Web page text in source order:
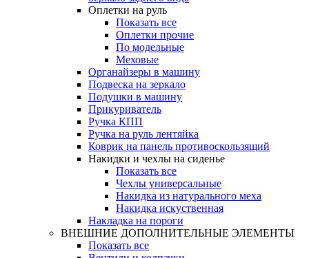
Оплетки на руль
Показать все
Оплетки прочиe
По модельные
Меховые
Органайзеры в машину
Подвеска на зеркало
Подушки в машину
Прикуриватель
Ручка КПП
Ручка на руль лентяйка
Коврик на панель противоскользящий
Накидки и чехлы на сиденье
Показать все
Чехлы универсальные
Накидка из натурального меха
Накидка искуственная
Накладка на пороги
ВНЕШНИЕ ДОПОЛНИТЕЛЬНЫЕ ЭЛЕМЕНТЫ
Показать все